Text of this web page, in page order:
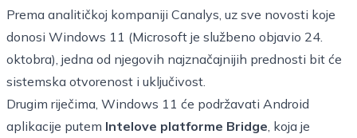
Prema analitičkoj kompaniji Canalys, uz sve novosti koje
donosi Windows 11 (Microsoft je službeno objavio 24.
oktobra), jedna od njegovih najznačajnijih prednosti bit će
sistemska otvorenost i uključivost.
Drugim riječima, Windows 11 će podržavati Android
aplikacije putem Intelove platforme Bridge, koja je